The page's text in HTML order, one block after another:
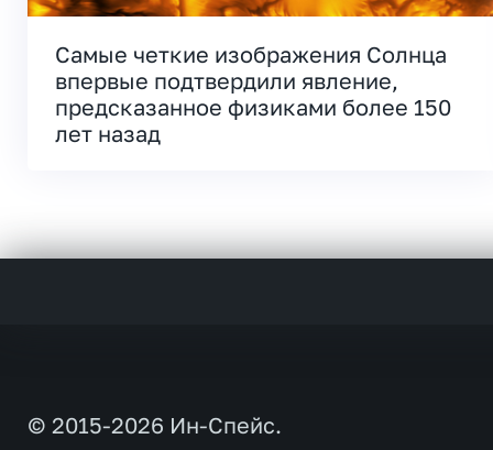
Самые четкие изображения Солнца
впервые подтвердили явление,
предсказанное физиками более 150
лет назад
© 2015-2026 Ин-Спейс.